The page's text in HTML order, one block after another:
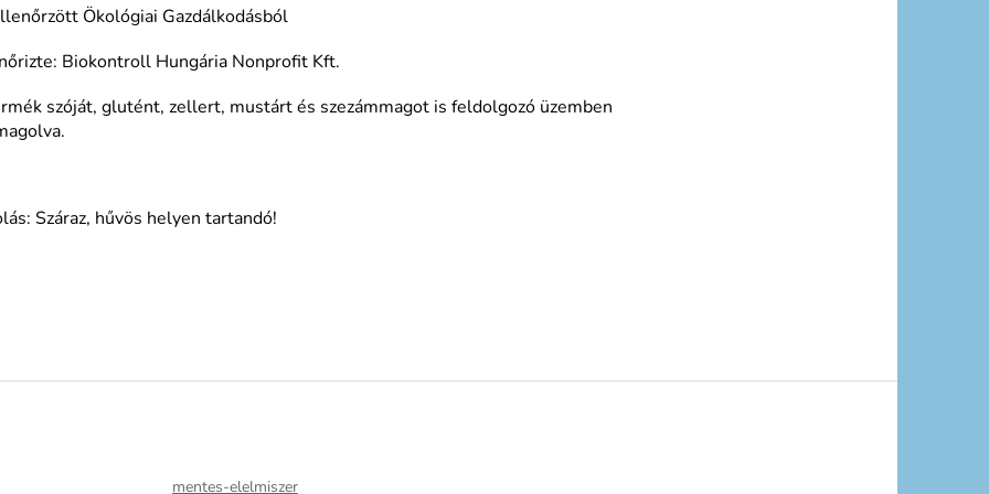
Ökológiai Gazdálkodásból
Biokontroll Hungária Nonprofit Kft.
szóját, glutént, zellert, mustárt és szezámmagot is feldolgozó üzemben
Száraz, hűvös helyen tartandó!
mentes-elelmiszer